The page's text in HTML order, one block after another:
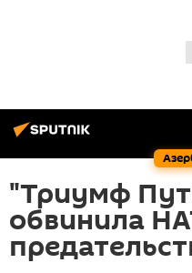
"Триумф
обвинила